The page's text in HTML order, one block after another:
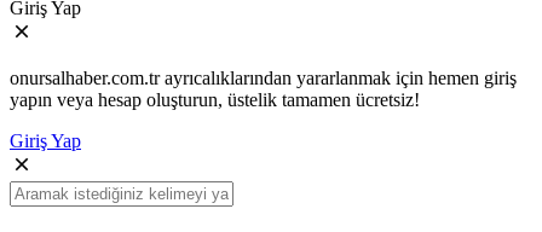
Giriş Yap
onursalhaber.com.tr ayrıcalıklarından yararlanmak için hemen giriş
yapın veya hesap oluşturun, üstelik tamamen ücretsiz!
Giriş Yap